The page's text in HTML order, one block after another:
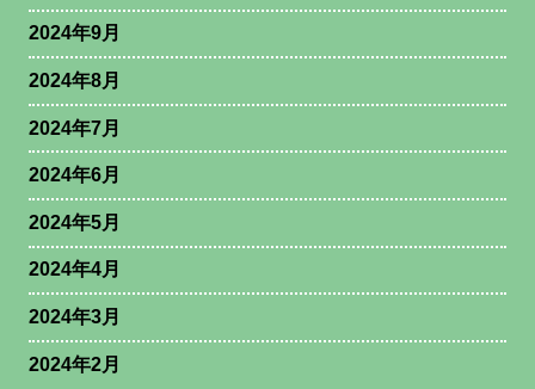
2024年9月
2024年8月
2024年7月
2024年6月
2024年5月
2024年4月
2024年3月
2024年2月